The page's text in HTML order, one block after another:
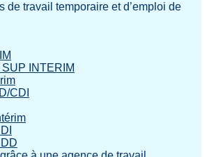
de travail temporaire et d’emploi de
INTERIM
CDI